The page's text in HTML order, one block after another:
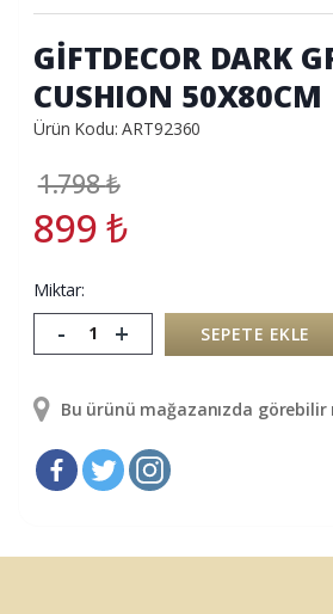
GİFTDECOR DARK
CUSHION 50X80CM
Ürün Kodu: ART92360
1.798₺
899₺
Miktar:
- + SEPETE EKLE
Bu ürünü mağazanızda görebilir